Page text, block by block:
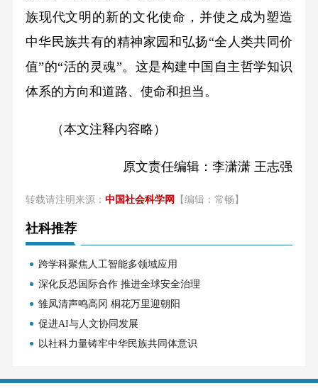
族现代文明的新的文化使命，并使之成为塑造
中华民族共有的精神家园和弘扬“全人类共同价
值”的“活的灵魂”。这是构建中国自主哲学知识
体系的方向和道路、使命和担当。
（本文注释内容略）
原文责任编辑：李潇潇 王志强
转载请注明来源： 中国社会科学网 【编辑：常畅】
社科推荐
跨学科聚焦人工智能多领域应用
深化反恐国际合作 推进全球安全治理
雏凤清声鸣高冈 桐花万里迎朝阳
促进AI与人文协同发展
以社科力量铸牢中华民族共同体意识